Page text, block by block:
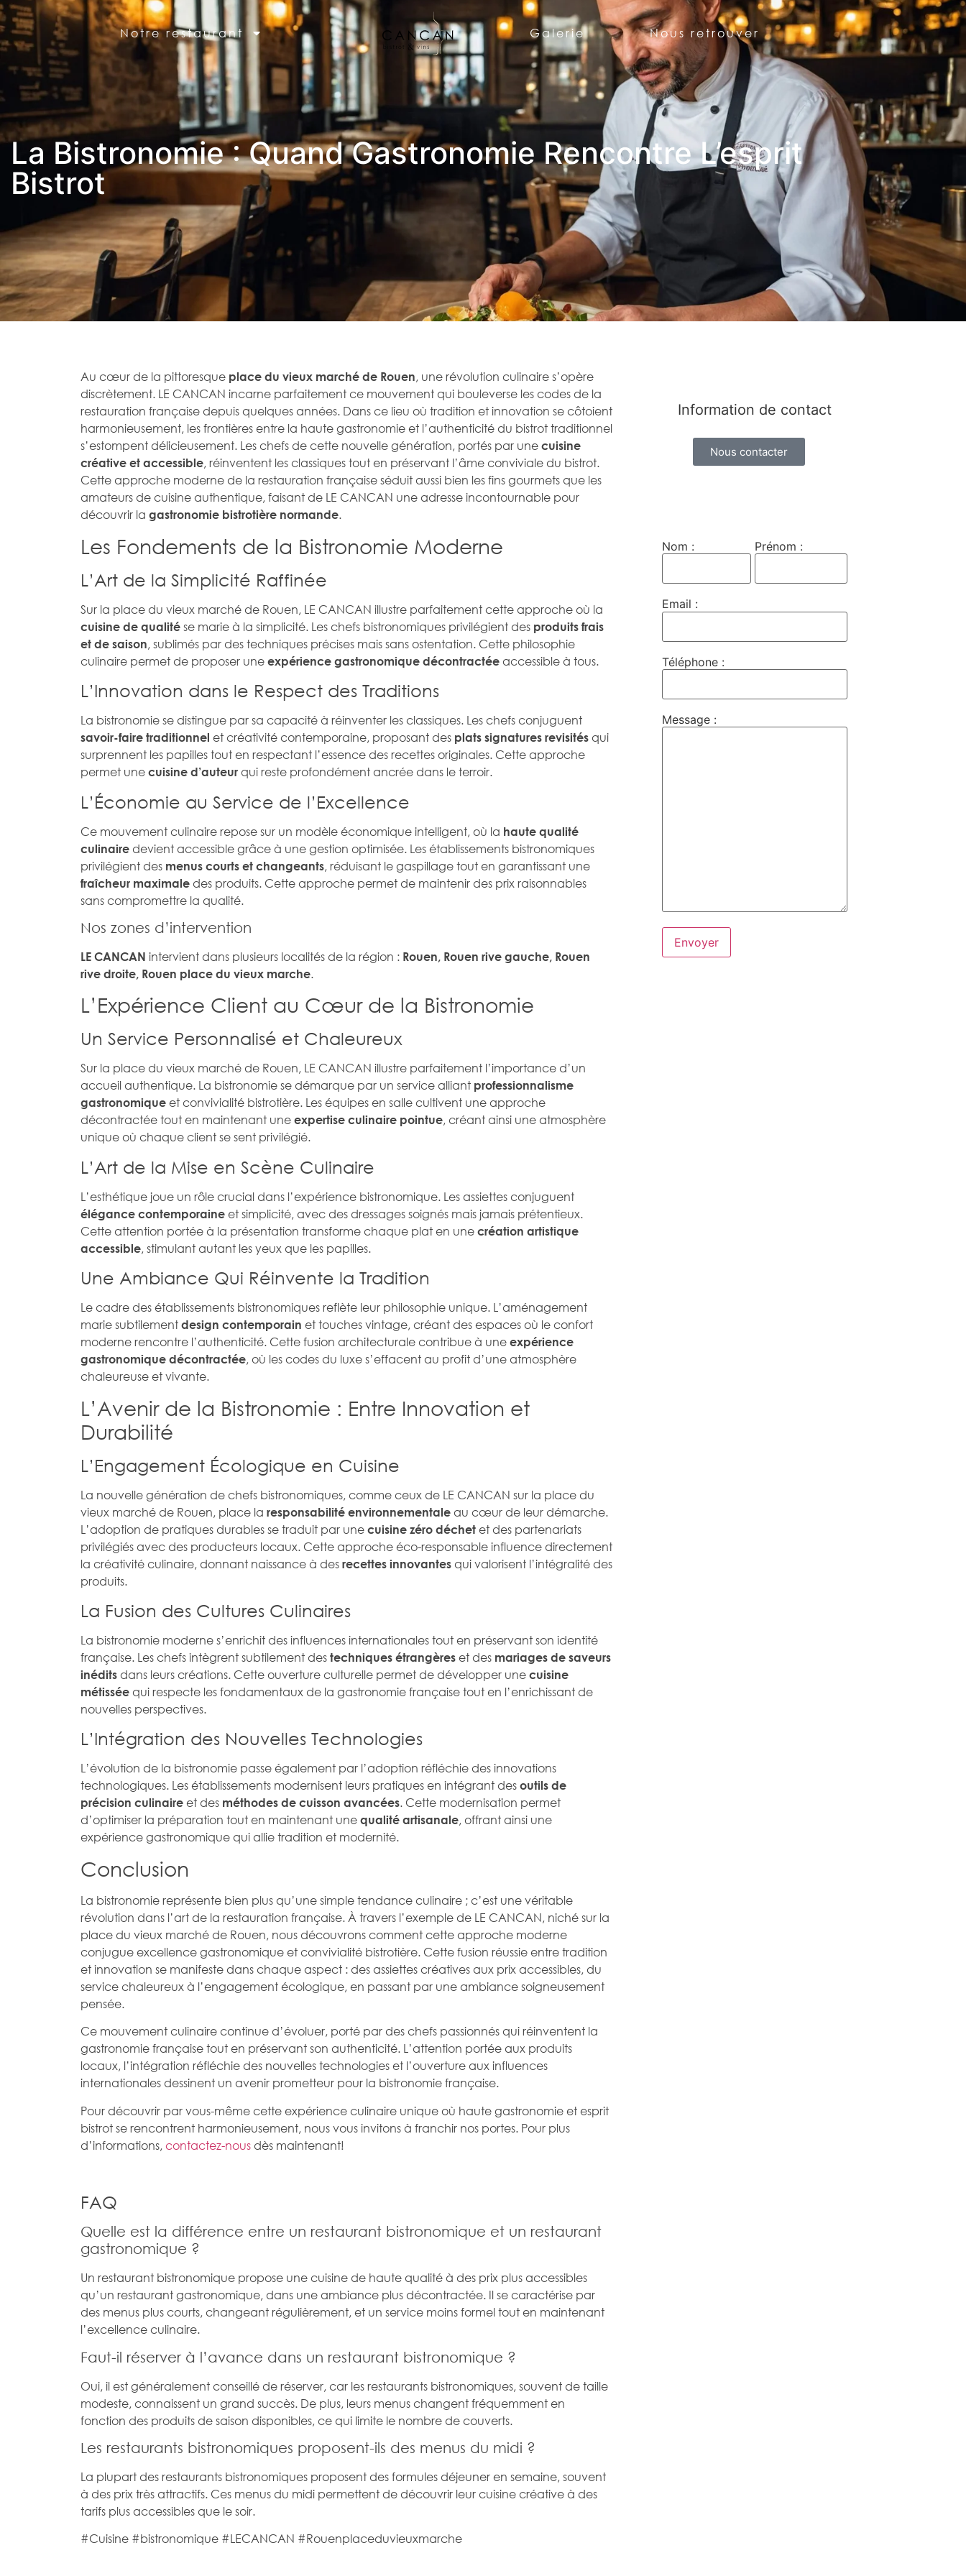
Notre restaurant Galerie Nous retrouver
La Bistronomie : Quand Gastronomie Rencontre L’esprit
Bistrot
Au cœur de la pittoresque place du vieux marché de Rouen, une révolution culinaire s’opère
discrètement. LE CANCAN incarne parfaitement ce mouvement qui bouleverse les codes de la
restauration française depuis quelques années. Dans ce lieu où tradition et innovation se côtoient
harmonieusement, les frontières entre la haute gastronomie et l’authenticité du bistrot traditionnel
s’estompent délicieusement. Les chefs de cette nouvelle génération, portés par une cuisine
créative et accessible, réinventent les classiques tout en préservant l’âme conviviale du bistrot.
Cette approche moderne de la restauration française séduit aussi bien les fins gourmets que les
amateurs de cuisine authentique, faisant de LE CANCAN une adresse incontournable pour
découvrir la gastronomie bistrotière normande.
Les Fondements de la Bistronomie Moderne
L’Art de la Simplicité Raffinée
Sur la place du vieux marché de Rouen, LE CANCAN illustre parfaitement cette approche où la
cuisine de qualité se marie à la simplicité. Les chefs bistronomiques privilégient des produits frais
et de saison, sublimés par des techniques précises mais sans ostentation. Cette philosophie
culinaire permet de proposer une expérience gastronomique décontractée accessible à tous.
L’Innovation dans le Respect des Traditions
La bistronomie se distingue par sa capacité à réinventer les classiques. Les chefs conjuguent
savoir-faire traditionnel et créativité contemporaine, proposant des plats signatures revisités qui
surprennent les papilles tout en respectant l’essence des recettes originales. Cette approche
permet une cuisine d’auteur qui reste profondément ancrée dans le terroir.
L’Économie au Service de l’Excellence
Ce mouvement culinaire repose sur un modèle économique intelligent, où la haute qualité
culinaire devient accessible grâce à une gestion optimisée. Les établissements bistronomiques
privilégient des menus courts et changeants, réduisant le gaspillage tout en garantissant une
fraîcheur maximale des produits. Cette approche permet de maintenir des prix raisonnables
sans compromettre la qualité.
Nos zones d’intervention
LE CANCAN intervient dans plusieurs localités de la région : Rouen, Rouen rive gauche, Rouen
rive droite, Rouen place du vieux marche.
L’Expérience Client au Cœur de la Bistronomie
Un Service Personnalisé et Chaleureux
Sur la place du vieux marché de Rouen, LE CANCAN illustre parfaitement l’importance d’un
accueil authentique. La bistronomie se démarque par un service alliant professionnalisme
gastronomique et convivialité bistrotière. Les équipes en salle cultivent une approche
décontractée tout en maintenant une expertise culinaire pointue, créant ainsi une atmosphère
unique où chaque client se sent privilégié.
L’Art de la Mise en Scène Culinaire
L’esthétique joue un rôle crucial dans l’expérience bistronomique. Les assiettes conjuguent
élégance contemporaine et simplicité, avec des dressages soignés mais jamais prétentieux.
Cette attention portée à la présentation transforme chaque plat en une création artistique
accessible, stimulant autant les yeux que les papilles.
Une Ambiance Qui Réinvente la Tradition
Le cadre des établissements bistronomiques reflète leur philosophie unique. L’aménagement
marie subtilement design contemporain et touches vintage, créant des espaces où le confort
moderne rencontre l’authenticité. Cette fusion architecturale contribue à une expérience
gastronomique décontractée, où les codes du luxe s’effacent au profit d’une atmosphère
chaleureuse et vivante.
L’Avenir de la Bistronomie : Entre Innovation et
Durabilité
L’Engagement Écologique en Cuisine
La nouvelle génération de chefs bistronomiques, comme ceux de LE CANCAN sur la place du
vieux marché de Rouen, place la responsabilité environnementale au cœur de leur démarche.
L’adoption de pratiques durables se traduit par une cuisine zéro déchet et des partenariats
privilégiés avec des producteurs locaux. Cette approche éco-responsable influence directement
la créativité culinaire, donnant naissance à des recettes innovantes qui valorisent l’intégralité des
produits.
La Fusion des Cultures Culinaires
La bistronomie moderne s’enrichit des influences internationales tout en préservant son identité
française. Les chefs intègrent subtilement des techniques étrangères et des mariages de saveurs
inédits dans leurs créations. Cette ouverture culturelle permet de développer une cuisine
métissée qui respecte les fondamentaux de la gastronomie française tout en l’enrichissant de
nouvelles perspectives.
L’Intégration des Nouvelles Technologies
L’évolution de la bistronomie passe également par l’adoption réfléchie des innovations
technologiques. Les établissements modernisent leurs pratiques en intégrant des outils de
précision culinaire et des méthodes de cuisson avancées. Cette modernisation permet
d’optimiser la préparation tout en maintenant une qualité artisanale, offrant ainsi une
expérience gastronomique qui allie tradition et modernité.
Conclusion
La bistronomie représente bien plus qu’une simple tendance culinaire ; c’est une véritable
révolution dans l’art de la restauration française. À travers l’exemple de LE CANCAN, niché sur la
place du vieux marché de Rouen, nous découvrons comment cette approche moderne
conjugue excellence gastronomique et convivialité bistrotière. Cette fusion réussie entre tradition
et innovation se manifeste dans chaque aspect : des assiettes créatives aux prix accessibles, du
service chaleureux à l’engagement écologique, en passant par une ambiance soigneusement
pensée.
Ce mouvement culinaire continue d’évoluer, porté par des chefs passionnés qui réinventent la
gastronomie française tout en préservant son authenticité. L’attention portée aux produits
locaux, l’intégration réfléchie des nouvelles technologies et l’ouverture aux influences
internationales dessinent un avenir prometteur pour la bistronomie française.
Pour découvrir par vous-même cette expérience culinaire unique où haute gastronomie et esprit
bistrot se rencontrent harmonieusement, nous vous invitons à franchir nos portes. Pour plus
d’informations,contactez-nous dès maintenant!
FAQ
Quelle est la différence entre un restaurant bistronomique et un restaurant
gastronomique ?
Un restaurant bistronomique propose une cuisine de haute qualité à des prix plus accessibles
qu’un restaurant gastronomique, dans une ambiance plus décontractée. Il se caractérise par
des menus plus courts, changeant régulièrement, et un service moins formel tout en maintenant
l’excellence culinaire.
Faut-il réserver à l’avance dans un restaurant bistronomique ?
Oui, il est généralement conseillé de réserver, car les restaurants bistronomiques, souvent de taille
modeste, connaissent un grand succès. De plus, leurs menus changent fréquemment en
fonction des produits de saison disponibles, ce qui limite le nombre de couverts.
Les restaurants bistronomiques proposent-ils des menus du midi ?
La plupart des restaurants bistronomiques proposent des formules déjeuner en semaine, souvent
à des prix très attractifs. Ces menus du midi permettent de découvrir leur cuisine créative à des
tarifs plus accessibles que le soir.
#Cuisine #bistronomique #LECANCAN #Rouenplaceduvieuxmarche
Information de contact
Nous contacter
Nom : Prénom :
Email :
Téléphone :
Message :